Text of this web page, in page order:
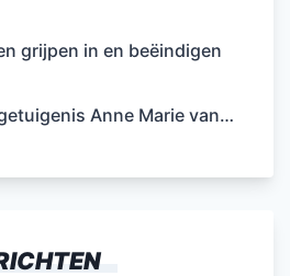
grijpen in en beëindigen
Anne Marie van…